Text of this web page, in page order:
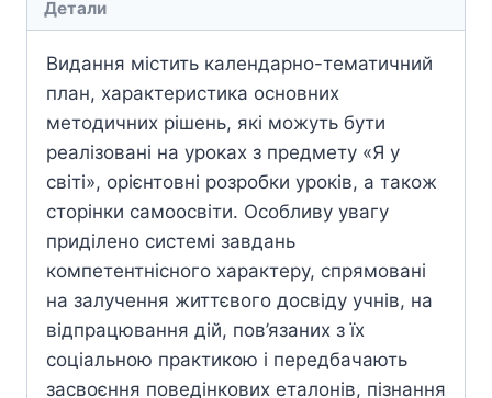
Детали
Видання містить календарно-тематичний
план, характеристика основних
методичних рішень, які можуть бути
реалізовані на уроках з предмету «Я у
світі», орієнтовні розробки уроків, а також
сторінки самоосвіти. Особливу увагу
приділено системі завдань
компетентнісного характеру, спрямовані
на залучення життєвого досвіду учнів, на
відпрацювання дій, пов’язаних з їх
соціальною практикою і передбачають
засвоєння поведінкових еталонів, пізнання